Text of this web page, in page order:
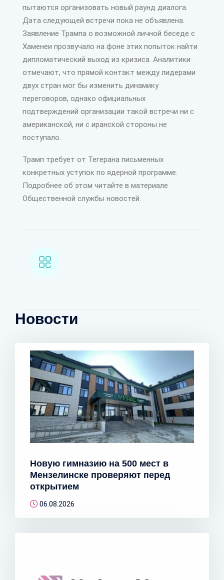
пытаются организовать новый раунд диалога.
Дата следующей встречи пока не объявлена.
Заявление Трампа о возможной личной беседе с
Хаменеи прозвучало на фоне этих попыток найти
дипломатический выход из кризиса. Аналитики
отмечают, что прямой контакт между лидерами
двух стран мог бы изменить динамику
переговоров, однако официальных
подтверждений организации такой встречи ни с
американской, ни с иранской стороны не
поступало.
Трамп требует от Тегерана письменных
конкретных уступок по ядерной программе.
Подробнее об этом читайте в материале
Общественной службы новостей.
Новости
Новую гимназию на 500 мест в
Мензелинске проверяют перед
открытием
06.08.2026